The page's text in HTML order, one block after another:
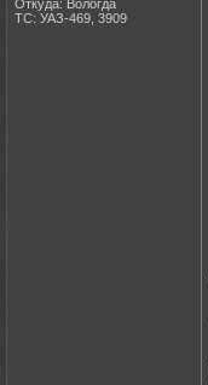
Откуда: Вологда
ТС: УАЗ-469, 3909